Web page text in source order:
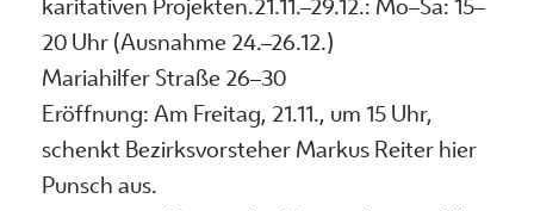
karitativen Projekten.21.11.–29.12.: Mo–Sa: 15–
20 Uhr (Ausnahme 24.–26.12.)
Mariahilfer Straße 26–30
Eröffnung: Am Freitag, 21.11., um 15 Uhr,
schenkt Bezirksvorsteher Markus Reiter hier
Punsch aus.